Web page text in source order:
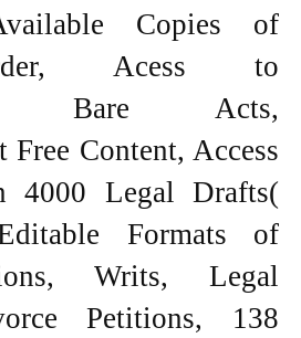
Copies of
Order, Acess to
Bare Acts,
Free Content, Access
4000 Legal Drafts(
Formats of
Writs, Legal
Petitions, 138